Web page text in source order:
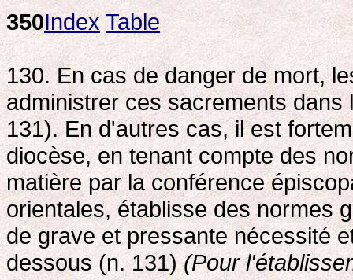
350Index Table
130. En cas de danger de mort,
administrer ces sacrements
131). En d'autres cas, il est
diocèse, en tenant compte des
matière par la conférence
orientales, établisse des normes
de grave et pressante nécessité
dessous (n. 131)(Pour